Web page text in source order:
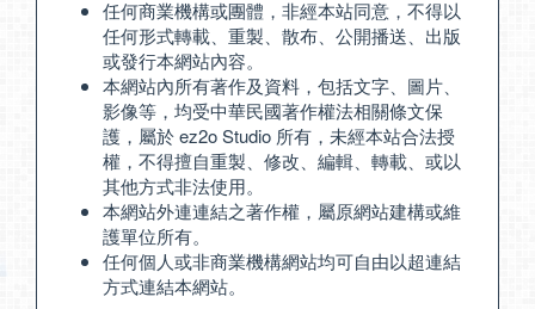
任何商業機構或團體，非經本站同意，不得以
任何形式轉載、重製、散布、公開播送、出版
或發行本網站內容。
本網站內所有著作及資料，包括文字、圖片、
影像等，均受中華民國著作權法相關條文保
護，屬於 ez2o Studio 所有，未經本站合法授
權，不得擅自重製、修改、編輯、轉載、或以
其他方式非法使用。
本網站外連連結之著作權，屬原網站建構或維
護單位所有。
任何個人或非商業機構網站均可自由以超連結
方式連結本網站。